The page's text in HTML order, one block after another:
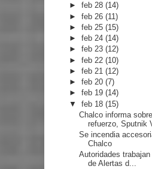
►feb 28(14)
►feb 26(11)
►feb 25(15)
►feb 24(14)
►feb 23(12)
►feb 22(10)
►feb 21(12)
►feb 20(7)
►feb 19(14)
▼feb 18(15)
Chalco informa
refuerzo, Sputnik
Se incendia
Chalco
Autoridades
de Alertas d...